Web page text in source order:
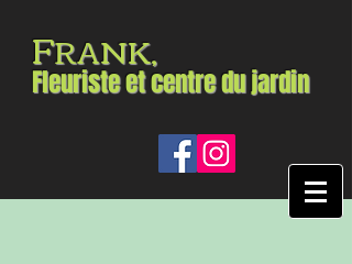
FRANK,
Fleuriste et centre du jardin